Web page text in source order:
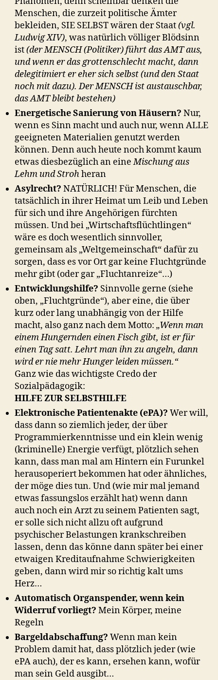
Menschen, die zurzeit politische Ämter
bekleiden, SIE SELBST wären der Staat(vgl.
Ludwig XIV), was natürlich völliger Blödsinn
ist(der MENSCH (Politiker) führt das AMT aus,
und wenn er das grottenschlecht macht, dann
delegitimiert er eher sich selbst (und den Staat
noch mit dazu). Der MENSCH ist austauschbar,
das AMT bleibt bestehen)
Energetische Sanierung von Häusern? Nur,
wenn es Sinn macht und auch nur, wenn ALLE
geeigneten Materialien genutzt werden
können. Denn auch heute noch kommt kaum
etwas diesbezüglich an eineMischung aus
Lehm und Strohheran
Asylrecht? NATÜRLICH! Für Menschen, die
tatsächlich in ihrer Heimat um Leib und Leben
für sich und ihre Angehörigen fürchten
müssen. Und bei „Wirtschaftsflüchtlingen“
wäre es doch wesentlich sinnvoller,
gemeinsam als „Weltgemeinschaft“ dafür zu
sorgen, dass es vor Ort gar keine Fluchtgründe
mehr gibt (oder gar „Fluchtanreize“…)
Entwicklungshilfe? Sinnvolle gerne (siehe
oben, „Fluchtgründe“), aber eine, die über
kurz oder lang unabhängig von der Hilfe
macht, also ganz nach dem Motto: „Wenn man
einem Hungernden einen Fisch gibt, ist er für
einen Tag satt. Lehrt man ihn zu angeln, dann
wird er nie mehr Hunger leiden müssen.“
Ganz wie das wichtigste Credo der
Sozialpädagogik:
HILFE ZUR SELBSTHILFE
Elektronische Patientenakte (ePA)? Wer will,
dass dann so ziemlich jeder, der über
Programmierkenntnisse und ein klein wenig
(kriminelle) Energie verfügt, plötzlich sehen
kann, dass man mal am Hintern ein Furunkel
herausoperiert bekommen hat oder ähnliches,
der möge dies tun. Und (wie mir mal jemand
etwas fassungslos erzählt hat) wenn dann
auch noch ein Arzt zu seinem Patienten sagt,
er solle sich nicht allzu oft aufgrund
psychischer Belastungen krankschreiben
lassen, denn das könne dann später bei einer
etwaigen Kreditaufnahme Schwierigkeiten
geben, dann wird mir so richtig kalt ums
Herz…
Automatisch Organspender, wenn kein
Widerruf vorliegt? Mein Körper, meine
Regeln
Bargeldabschaffung? Wenn man kein
Problem damit hat, dass plötzlich jeder (wie
ePA auch), der es kann, ersehen kann, wofür
man sein Geld ausgibt…